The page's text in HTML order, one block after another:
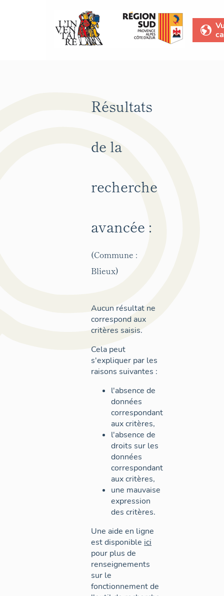
Résultats
de la
recherche
avancée :
(Commune :
Blieux)
Aucun résultat ne
correspond aux
critères saisis.
Cela peut
s'expliquer par les
raisons suivantes :
l'absence de
données
correspondant
aux critères,
l'absence de
droits sur les
données
correspondant
aux critères,
une mauvaise
expression
des critères.
Une aide en ligne
est disponible ici
pour plus de
renseignements
sur le
fonctionnement de